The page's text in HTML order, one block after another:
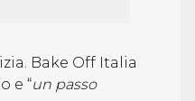
Bake Off Italia
e “un passo